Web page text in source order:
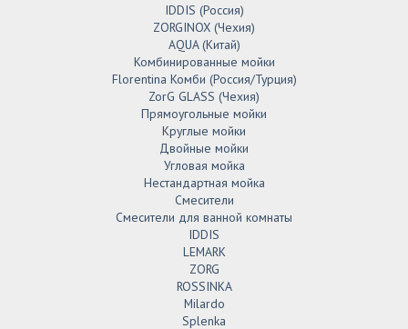
IDDIS (Россия)
ZORGINOX (Чехия)
AQUA (Китай)
Комбинированные мойки
Florentina Комби (Россия/Турция)
ZorG GLASS (Чехия)
Прямоугольные мойки
Круглые мойки
Двойные мойки
Угловая мойка
Нестандартная мойка
Смесители
Смесители для ванной комнаты
IDDIS
LEMARK
ZORG
ROSSINKA
Milardo
Splenka